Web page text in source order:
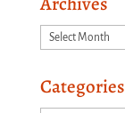
Archives
Categories